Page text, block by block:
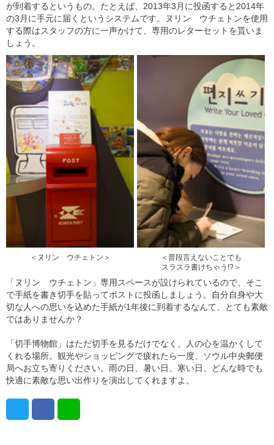
が到着するというもの。たとえば、2013年3月に投函すると2014年
の3月に手元に届くというシステムです。ヌリン ウチェトンを使用
する際はスタッフの方に一声かけて、専用のレターセットを貰いま
しょう。
＜ヌリン ウチェトン＞
＜普段言えないことでも
スラスラ書けちゃう!?＞
「ヌリン ウチェトン」専用スペースが設けられているので、そこ
で手紙を書き切手を貼ってポストに投函しましょう。自分自身や大
切な人への思いを込めた手紙が1年後に到着するなんて、とても素敵
ではありませんか？
「切手博物館」はただ切手を見るだけでなく、人の心を温かくして
くれる場所。観光やショッピングで疲れたら一度、ソウル中央郵便
局へお立ち寄りください。雨の日、暑い日、寒い日、どんな時でも
快適に素敵な思い出作りを演出してくれますよ。